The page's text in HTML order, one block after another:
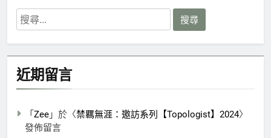
搜
尋
鍵
字:
近期留言
「 Zee 」於〈禁羈無涯：邀訪系列【Topologist】2024〉
發佈留言